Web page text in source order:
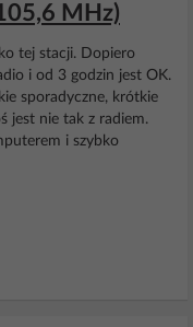
MHz)
tej stacji. Dopiero
i od 3 godzin jest OK.
sporadyczne, krótkie
jest nie tak z radiem.
i szybko